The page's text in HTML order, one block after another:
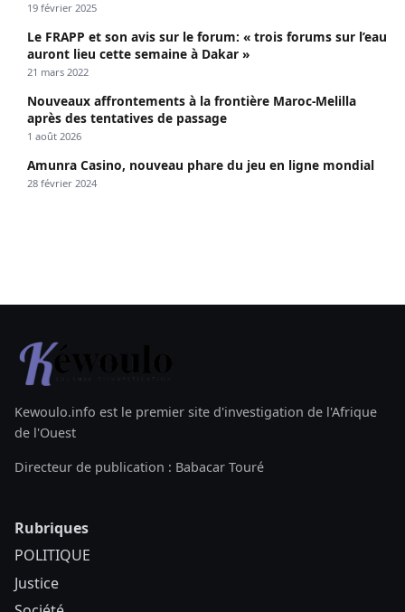
19 février 2025
Le FRAPP et son avis sur le forum: « trois forums sur l’eau
auront lieu cette semaine à Dakar »
21 mars 2022
Nouveaux affrontements à la frontière Maroc-Melilla
après des tentatives de passage
1 août 2026
Amunra Casino, nouveau phare du jeu en ligne mondial
28 février 2024
Kewoulo.info est le premier site d'investigation de l'Afrique
de l'Ouest
Directeur de publication : Babacar Touré
Rubriques
POLITIQUE
Justice